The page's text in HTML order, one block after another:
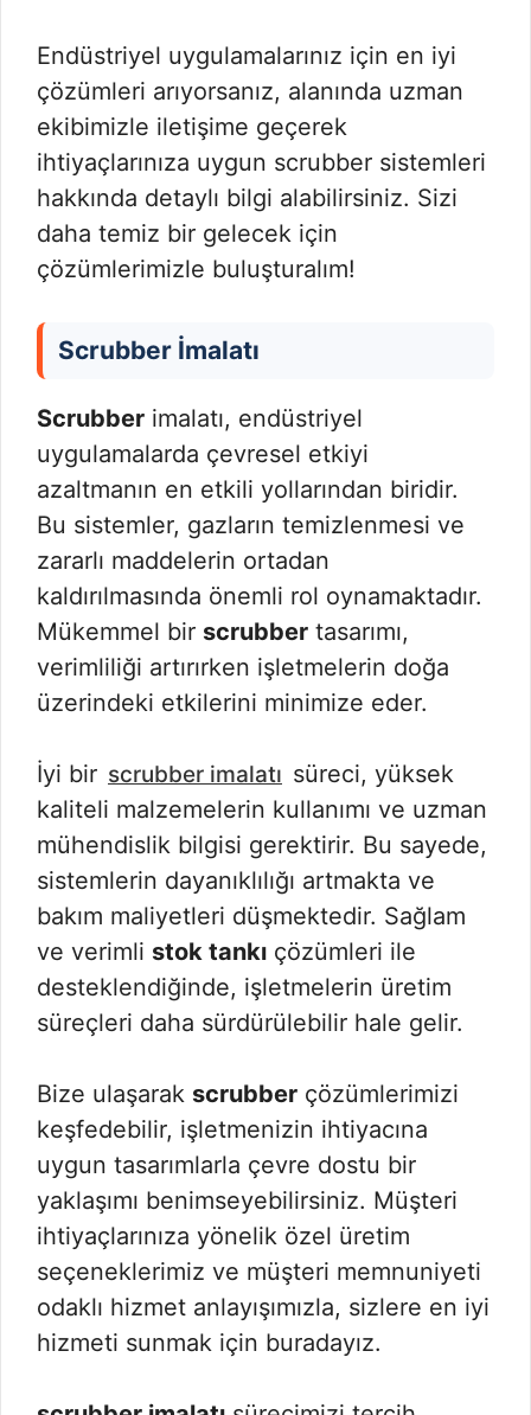
Endüstriyel uygulamalarınız için en iyi
çözümleri arıyorsanız, alanında uzman
ekibimizle iletişime geçerek
ihtiyaçlarınıza uygun scrubber sistemleri
hakkında detaylı bilgi alabilirsiniz. Sizi
daha temiz bir gelecek için
çözümlerimizle buluşturalım!
Scrubber İmalatı
Scrubber imalatı, endüstriyel
uygulamalarda çevresel etkiyi
azaltmanın en etkili yollarından biridir.
Bu sistemler, gazların temizlenmesi ve
zararlı maddelerin ortadan
kaldırılmasında önemli rol oynamaktadır.
Mükemmel bir scrubber tasarımı,
verimliliği artırırken işletmelerin doğa
üzerindeki etkilerini minimize eder.
İyi bir scrubber imalatı süreci, yüksek
kaliteli malzemelerin kullanımı ve uzman
mühendislik bilgisi gerektirir. Bu sayede,
sistemlerin dayanıklılığı artmakta ve
bakım maliyetleri düşmektedir. Sağlam
ve verimli stok tankı çözümleri ile
desteklendiğinde, işletmelerin üretim
süreçleri daha sürdürülebilir hale gelir.
Bize ulaşarak scrubber çözümlerimizi
keşfedebilir, işletmenizin ihtiyacına
uygun tasarımlarla çevre dostu bir
yaklaşımı benimseyebilirsiniz. Müşteri
ihtiyaçlarınıza yönelik özel üretim
seçeneklerimiz ve müşteri memnuniyeti
odaklı hizmet anlayışımızla, sizlere en iyi
hizmeti sunmak için buradayız.